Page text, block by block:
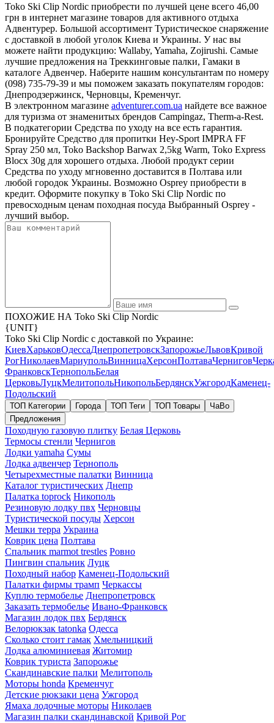
Toko Ski Clip Nordic приобрести по лучшей цене всего 46,00
грн в интернет магазине товаров для активного отдыха
Адвентурер. Большой ассортимент Туристическое снаряжение
с доставкой в любой уголок Киева и Украины. У нас вы
можете найти продукцию: Wallaby, Yamaha, Zojirushi. Самые
лучшие предложения на Треккинговые палки, Гамаки в
каталоге Адвенчер. Наберите нашим консультантам по номеру
(098) 735-79-39 и мы поможем заказать покупателям городов:
Днепродзержинск, Черновцы, Кременчуг.
В электронном магазине adventurer.com.ua найдете все важное
для туризма от знаменитых брендов Campingaz, Therm-a-Rest.
В подкатегории Средства по уходу на все есть гарантия.
Бронируйте Cредство для пропитки Hey-Sport IMPRA FF
Spray 250 мл, Toko Backshop Barwax 2,5kg Warm, Toko Express
Blocx 30g для хорошего отдыха. Любой продукт серии
Средства по уходу мгновенно доставится в Полтава или
любой городок Украины. Возможно Osprey приобрести в
кредит. Оформите покупку в Toko Ski Clip Nordic по
превосходным ценам походная посуда Выбранный Osprey -
лучший выбор.
ПОХОЖИЕ НА Toko Ski Clip Nordic
{UNIT}
Toko Ski Clip Nordic с доставкой по Украине:
КиевХарьковОдессаДнепропетровскЗапорожьеЛьвовКривой
РогНиколаевМариупольВинницаХерсонПолтаваЧернигов
ФранковскТернопольБелая
ЦерковьЛуцкМелитопольНикопольБердянскУжгородКаменец-
Подольский
ТОП Категории Города ТОП Теги ТОП Товары
ЧаВо
Предложения
Походную газовую плитку Белая Церковь
Термосы стенли Чернигов
Лодки yamaha Сумы
Лодка адвенчер Тернополь
Четырехместные палатки Винница
Каталог туристических Днепр
Палатка toprock Никополь
Резиновую лодку пвх Черновцы
Туристической посуды Херсон
Мешки терра Украина
Коврик цена Полтава
Спальник marmot trestles Ровно
Пингвин спальник Луцк
Походный набор Каменец-Подольский
Палатки фирмы трамп Черкассы
Куплю термобелье Днепропетровск
Заказать термобелье Ивано-Франковск
Магазин лодок пвх Бердянск
Велорюкзак tatonka Одесса
Сколько стоит гамак Хмельницкий
Лодка алюминиевая Житомир
Коврик туриста Запорожье
Скандинавские палки Мелитополь
Моторы honda Кременчуг
Детские рюкзаки цена Ужгород
Ямаха лодочные моторы Николаев
Магазин палки скандинавской Кривой Рог